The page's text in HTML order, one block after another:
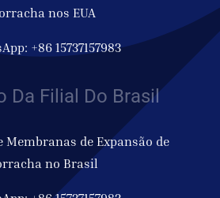
nos EUA
+86 15737157983
Da Filial Do Brasil
Membranas de Expansão de
no Brasil